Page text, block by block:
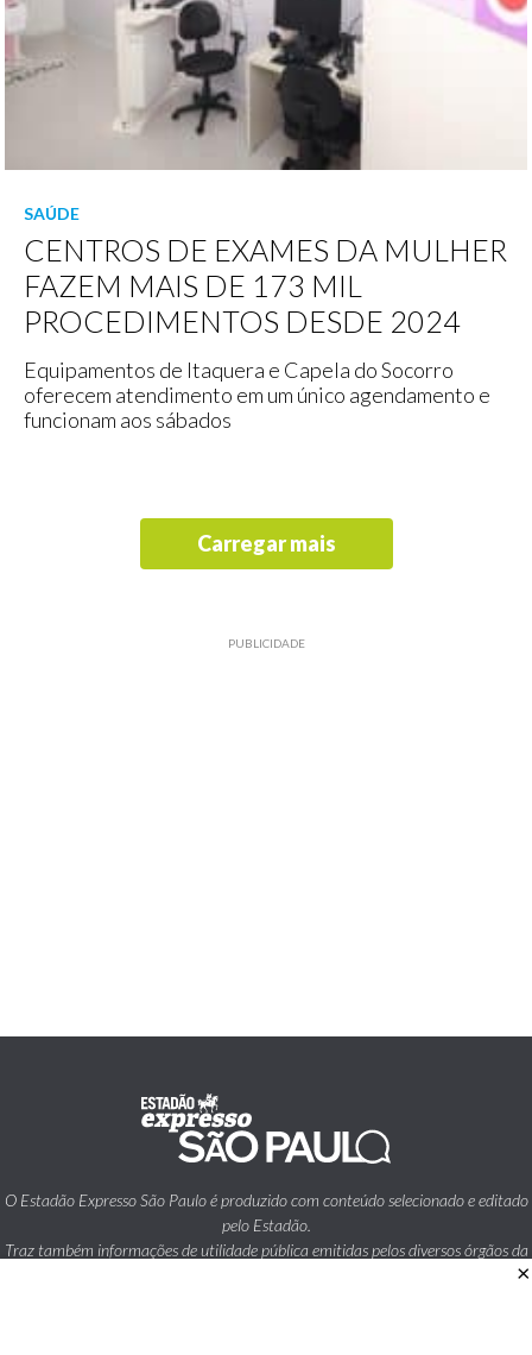
×
SAÚDE
CENTROS DE EXAMES DA MULHER
FAZEM MAIS DE 173 MIL
PROCEDIMENTOS DESDE 2024
Equipamentos de Itaquera e Capela do Socorro
oferecem atendimento em um único agendamento e
funcionam aos sábados
Carregar mais
PUBLICIDADE
O Estadão Expresso São Paulo é produzido com conteúdo selecionado e editado
pelo Estadão.
Traz também informações de utilidade pública emitidas pelos diversos órgãos da